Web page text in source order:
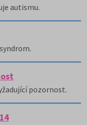
autismu.
pozornost.